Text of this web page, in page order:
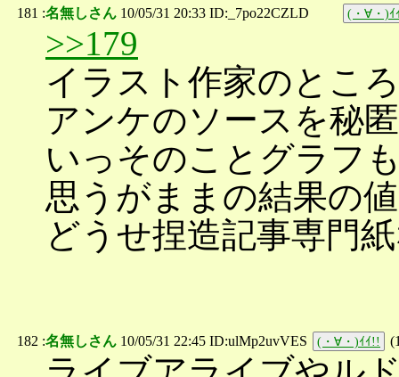
181 :名無しさん 10/05/31 20:33 ID:_7po22CZLD (・∀・)ｲ
>>179
イラスト作家のとこ
アンケのソースを秘
いっそのことグラフ
思うがままの結果の
どうせ捏造記事専門
182 :名無しさん 10/05/31 22:45 ID:ulMp2uvVES (・∀・)ｲｲ!! (